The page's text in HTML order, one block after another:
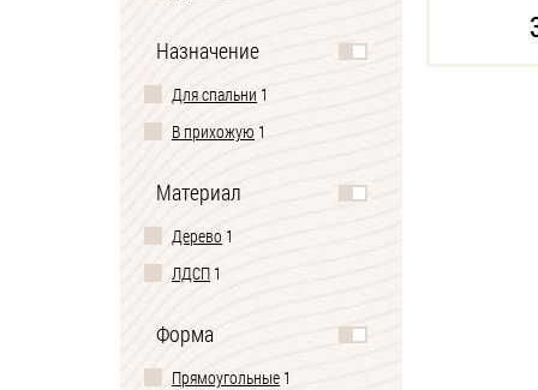
Назначение
Для спальни 1
В прихожую 1
Материал
Дерево 1
ЛДСП 1
Форма
Прямоугольные 1